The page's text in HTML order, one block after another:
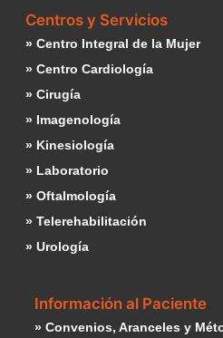
Centros y Servicios
» Centro Integral de la Mujer
» Centro Cardiología
» Cirugía
» Imagenología
» Kinesiología
» Laboratorio
» Oftalmología
» Telerehabilitación
» Urología
Información al Paciente
» Convenios, Aranceles y